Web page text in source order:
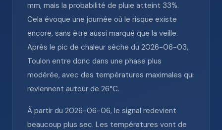
mm, mais la probabilité de pluie atteint 33%.
Cela évoque une journée où le risque existe
encore, sans être aussi marqué que la veille.
Après le pic de chaleur sèche du 2026-06-03,
Toulon entre donc dans une phase plus
modérée, avec des températures maximales qui
reviennent autour de 26°C.
À partir du 2026-06-06, le signal redevient
beaucoup plus sec. Les températures vont de